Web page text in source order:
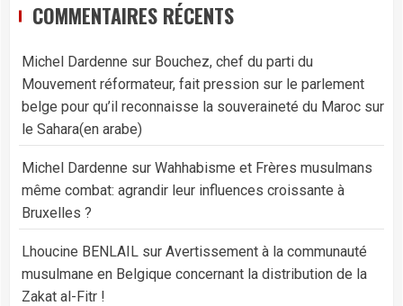
COMMENTAIRES RÉCENTS
Michel Dardenne sur Bouchez, chef du parti du
Mouvement réformateur, fait pression sur le parlement
belge pour qu’il reconnaisse la souveraineté du Maroc sur
le Sahara(en arabe)
Michel Dardenne sur Wahhabisme et Frères musulmans
même combat: agrandir leur influences croissante à
Bruxelles ?
Lhoucine BENLAIL sur Avertissement à la communauté
musulmane en Belgique concernant la distribution de la
Zakat al-Fitr !